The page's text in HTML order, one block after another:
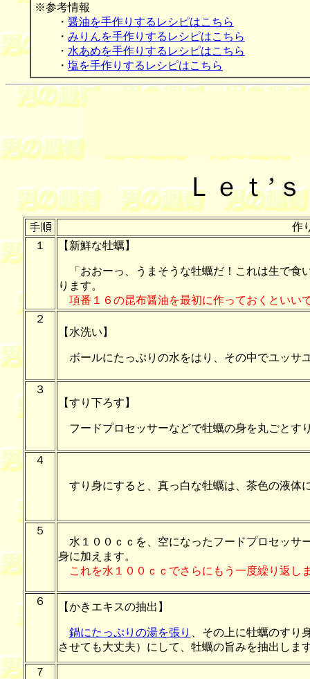
※参考情報
・ 醤油を手作りするレシピはこちら
・ みりんを手作りするレシピはこちら
・ 水あめを手作りするレシピはこちら
・ 塩を手作りするレシピはこちら
Ｌｅｔ’
作
１
【新鮮な牡蠣】
「おおーっ、うまそうな牡蠣だ！これは生で
ります。
項番１６の昆布醤油を最初に作っておくといい
２
【水洗い】
ボールにたっぷりの水をはり、その中でユッサ
３
【すり下ろす】
フードプロセッサーなどで牡蠣の身を丸ごとす
４
すり身にすると、真っ白な牡蠣は、茶色の液体
５
水１００ｃｃを、空になったフードプロセッサ
身に加えます。
これを水１００ｃｃでさらにもう一度繰り返し
６ 【かきエキスの抽出】
鍋にたっぷりの湯を張り
、その上に牡蠣のすり
させても大丈夫）にして、牡蠣の旨みを抽出しま
７